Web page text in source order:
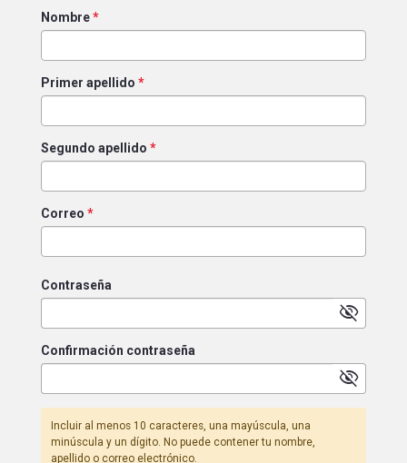
Nombre*
Primer apellido *
Segundo apellido *
Correo *
Contraseña
visibility_off
Confirmación contraseña
visibility_off
Incluir al menos 10 caracteres, una mayúscula, una
minúscula y un dígito. No puede contener tu nombre,
apellido o correo electrónico.